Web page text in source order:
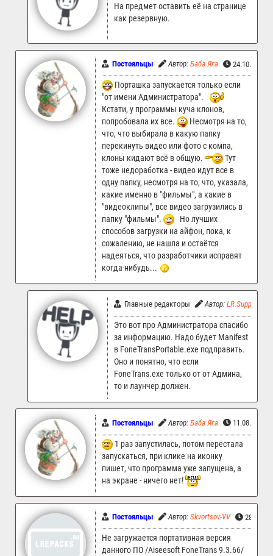
На предмет оставить её на странице
как резервную.
Постояльцы Автор: Баба Яга 24.10.2024
Порташка запускается только если
"от имени Администратора".
Кстати, у программы куча клонов,
попробовала их все.
Несмотря на то,
что, что выбирала в какую папку
перекинуть видео или фото с компа,
клоны кидают всё в общую.
Тут
тоже недоработка - видео идут все в
одну папку, несмотря на то, что, указала,
какие именно в "фильмы", а какие в
"видеоклипы", все видео загрузились в
папку "фильмы".
Но лучших
способов загрузки на айфон, пока, к
сожалению, не нашла и остаётся
надеяться, что разработчики исправят
когда-нибудь...
Главные редакторы Автор: LR.Support
Это вот про Администратора спасибо
за информацию. Надо будет Manifest
в FoneTransPortable.exe подправить.
Оно и понятно, что если
FoneTrans.exe только от от Админа,
то и лаунчер должен.
Постояльцы Автор: Баба Яга 11.08.2024
1 раз запустилась, потом перестала
запускаться, при клике на иконку
пишет, что программа уже запущена, а
на экране - ничего нет!
Постояльцы Автор: Skvortsov-VV
Не загружается портативная версия
данного ПО /Aiseesoft FoneTrans 9.3.66/